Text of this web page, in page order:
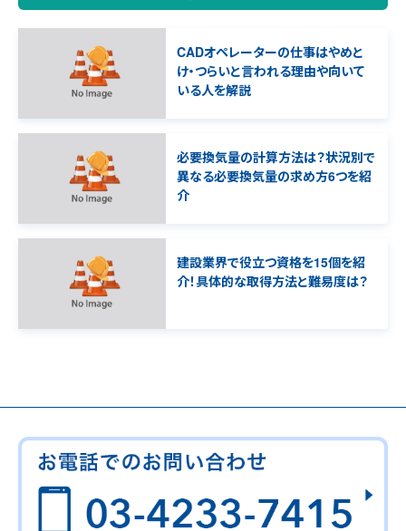
CADオペレーターの仕事はやめと
け・つらいと言われる理由や向いて
いる人を解説
必要換気量の計算方法は？状況別で
異なる必要換気量の求め方6つを紹
介
建設業界で役立つ資格を15個を紹
介！具体的な取得方法と難易度は？